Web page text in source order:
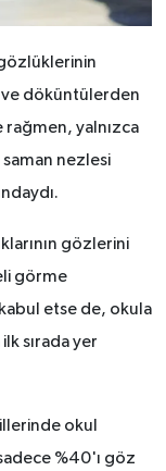
döküntülerden
rağmen, yalnızca
nezlesi
gözlerini
görme
etse de, okula
sırada yer
okul
%40'ı göz